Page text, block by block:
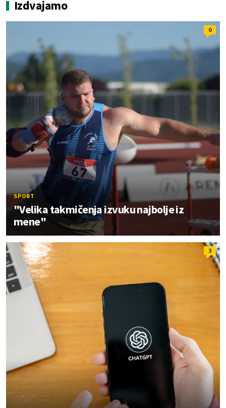
Izdvajamo
0
SPORT
"Velika takmičenja izvuku najbolje iz
mene"
3